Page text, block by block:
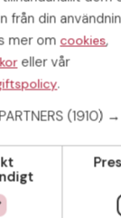
från din
mer om cookies,
eller vår
.
(1910) →